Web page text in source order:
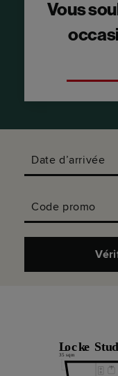
Vous
Date d’arrivée
Code promo